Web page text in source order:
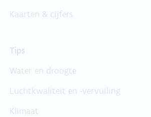
Kaarten & cijfers
Tips
Water en droogte
Luchtkwaliteit en -vervuiling
Klimaat